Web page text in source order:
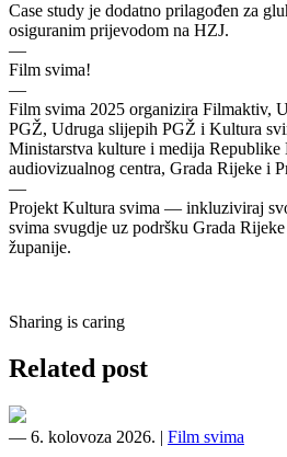
Case study je dodatno prilagođen za
osiguranim prijevodom na HZJ.
—
Film svima!
—
Film svima 2025 organizira Filmaktiv,
PGŽ, Udruga slijepih PGŽ i Kultura
Ministarstva kulture i medija Republike
audiovizualnog centra, Grada Rijeke i
—
Projekt Kultura svima — inkluziviraj
svima svugdje uz podršku Grada
županije.
Sharing is caring
Related post
― 6. kolovoza 2026. | Film svima